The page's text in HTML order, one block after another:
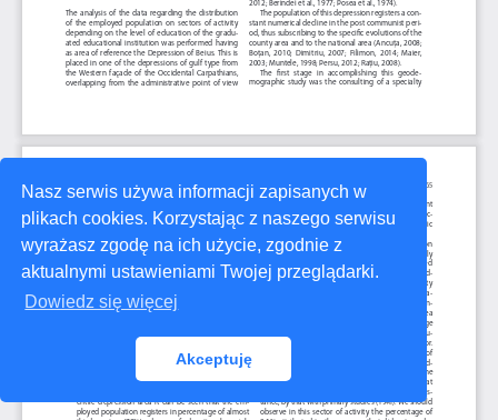
Nasz serwis używa informacji zapisanych w
plikach cookies. Korzystając z naszego serwisu
wyrażasz zgodę na ich użycie, zgodnie z
aktualnymi ustawieniami Twojej przeglądarki.
Dowiedz się więcej
Akceptuję